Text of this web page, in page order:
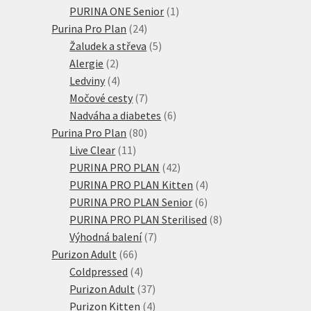
produkty
PURINA ONE Senior 1 1
Purina Pro Plan 2424
produktů
Žaludek a střeva 55
Alergie 22
produkty
Ledviny 44
produkty
Močové cesty 77
produktů
Nadváha a diabetes 66
Purina Pro Plan 8080
Live Clear 11 11
produktů
PURINA PRO PLAN 4242
produktů
PURINA PRO PLAN Kitten 44
produkty
PURINA PRO PLAN Senior 66
produktů
PURINA PRO PLAN Sterilised 88
Výhodná balení 77
Purizon Adult 6666
produktů
Coldpressed 44
produkty
Purizon Adult 3737
produktů
Purizon Kitten 44